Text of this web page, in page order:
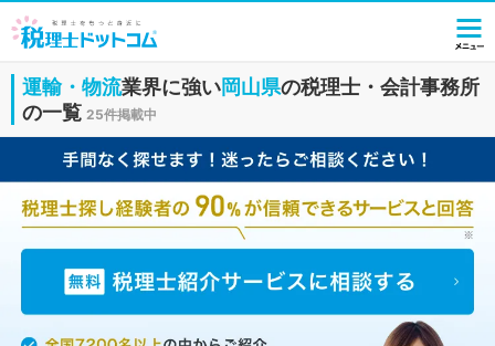
運輸・物流業界に強い岡山県の税理士・会計事務所
の一覧 25件掲載中